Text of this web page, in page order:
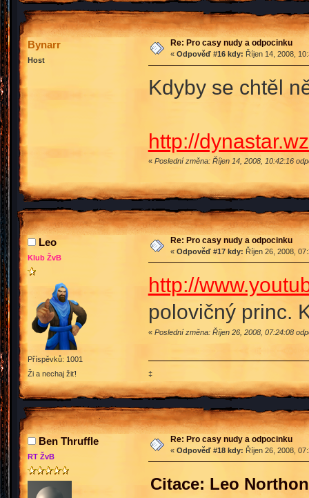
Bynarr
Host
Re: Pro casy nudy a odpocinku
« Odpověď #16 kdy: Říjen 14, 2008,
Kdyby se chtěl
http://
« Poslední změna: Říjen 14, 2008, 10:42:16
Leo
Klub ŽvB
Příspěvků: 1001
Ži a nechaj žiť!
Re: Pro casy nudy a odpocinku
« Odpověď #17 kdy: Říjen 26, 2008,
http://
polovičný princ.
« Poslední změna: Říjen 26, 2008, 07:24:08
‡
Ben Thruffle
RT ŽvB
Re: Pro casy nudy a odpocinku
« Odpověď #18 kdy: Říjen 26, 2008,
Citace: Leo